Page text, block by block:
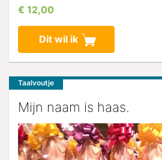
€ 12,00
Dit wil ik
Taalvoutje
Mijn naam is haas.